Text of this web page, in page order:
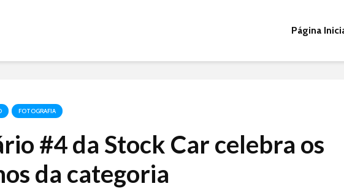
Página
FOTOGRAFIA
#4 da Stock Car celebra os
da categoria